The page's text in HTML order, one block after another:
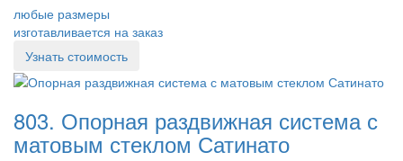
любые размеры
изготавливается на заказ
Узнать стоимость
803. Опорная раздвижная система с
матовым стеклом Сатинато